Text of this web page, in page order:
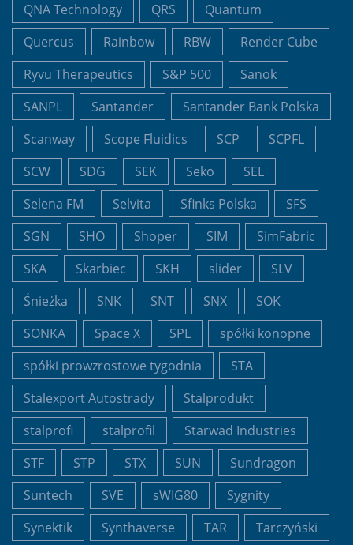
QNA Technology
QRS
Quantum
Quercus
Rainbow RBW
Render Cube
Ryvu Therapeutics
S&P 500
Sanok
SANPL
Santander
Santander Bank Polska
Scanway
Scope Fluidics SCP
SCPFL
SCW
SDG SEK Seko
SEL
Selena FM
Selvita Sfinks Polska
SFS
SGN
SHO Shoper SIM
SimFabric
SKA
Skarbiec SKH slider
SLV
Śnieżka
SNK SNT SNX
SOK
SONKA
Space X SPL
spółki konopne
spółki prowzrostowe tygodnia
STA
Stalexport Autostrady
Stalprodukt
stalprofi
stalprofil
Starwad Industries
STF
STP STX SUN
Sundragon
Suntech
SVE sWIG80
Sygnity
Synektik
Synthaverse TAR
Tarczyński